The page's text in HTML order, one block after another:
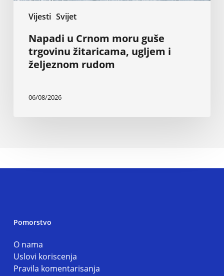
Vijesti Svijet
Napadi u Crnom moru guše
trgovinu žitaricama, ugljem i
željeznom rudom
06/08/2026
Pomorstvo
O nama
Uslovi koriscenja
Pravila komentarisanja